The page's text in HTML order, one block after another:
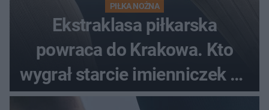
PIŁKA NOŻNA
Ekstraklasa piłkarska
powraca do Krakowa. Kto
wygrał starcie imienniczek na
pełnym stadionie